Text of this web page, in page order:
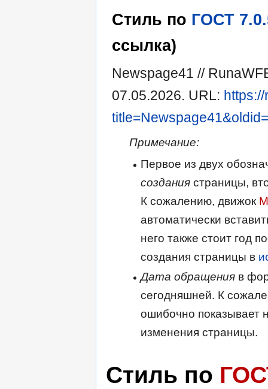
Стиль по ГОСТ
ссылка)
Newspage41 //
07.05.2026. URL:
Примечание:
Первое из двух
созданиястраницы,
К сожалению, движок
автоматически
него также стоит год
создания страницы в
Дата обращенияв
сегодняшней. К
ошибочно показывает
изменения страницы.
Стиль по